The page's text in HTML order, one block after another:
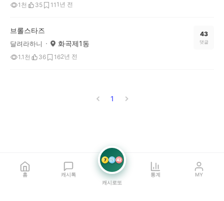
1천 35 11 1년 전
브롤스타즈
달려라하니 화곡제1동
1.1천 36 162년 전
43
댓글
1
홈 캐시톡
7 21 42
캐시로또
통계 MY